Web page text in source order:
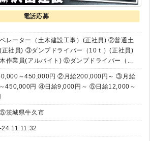
電話応募
レーター（土木建設工事）(正社員) ②普通土
正社員) ③ダンプドライバー（10ｔ）(正社員)
作業員(アルバイト) ⑤ダンプドライバー（...
～450,000円 ②月給200,000円～ ③月給
450,000円 ④日給9,000円～ ⑤日給12,000～
城県牛久市
11:11:32